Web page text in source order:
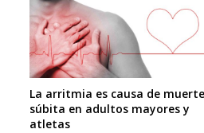
La arritmia es causa de muerte
súbita en adultos mayores y
atletas